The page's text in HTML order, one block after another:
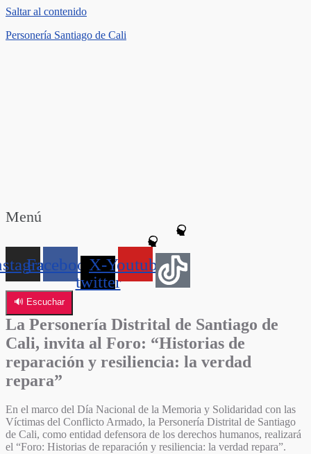
Saltar al contenido
Personería Santiago de Cali
Menú
FacebookX-
twitter
Youtube
🔊 Escuchar
La Personería Distrital de Santiago de
Cali, invita al Foro: “Historias de
reparación y resiliencia: la verdad
repara”
En el marco del Día Nacional de la Memoria y Solidaridad con las
Víctimas del Conflicto Armado, la Personería Distrital de Santiago
de Cali, como entidad defensora de los derechos humanos, realizará
el “Foro: Historias de reparación y resiliencia: la verdad repara”.